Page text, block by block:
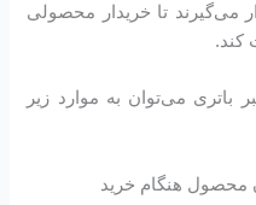
می‌گیرند تا خریدار محصولی
کند.
باتری می‌توان به موارد زیر
محصول هنگام خرید